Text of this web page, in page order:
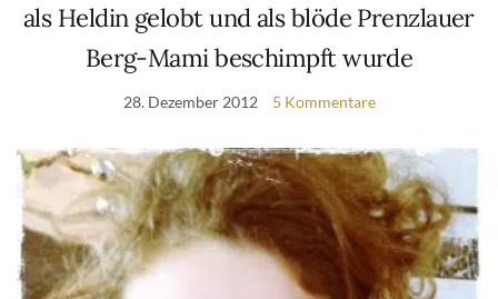
als Heldin gelobt und als blöde Prenzlauer
Berg-Mami beschimpft wurde
28. Dezember 2012 5 Kommentare